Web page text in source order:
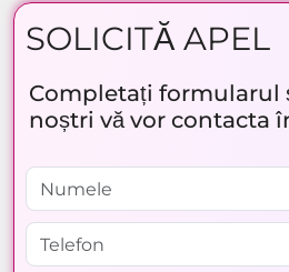
SOLICITĂ APEL
Completați formularul
noștri vă vor contacta